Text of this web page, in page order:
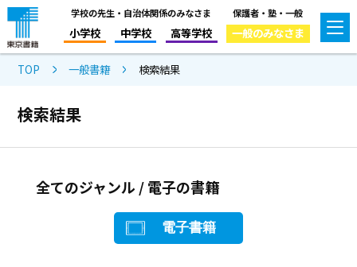
学校の先生・自治体関係のみなさま
小学校 中学校 高等学校
保護者・塾・一般
一般のみなさま
TOP 一般書籍 検索結果
検索結果
全てのジャンル / 電子の書籍
電子書籍